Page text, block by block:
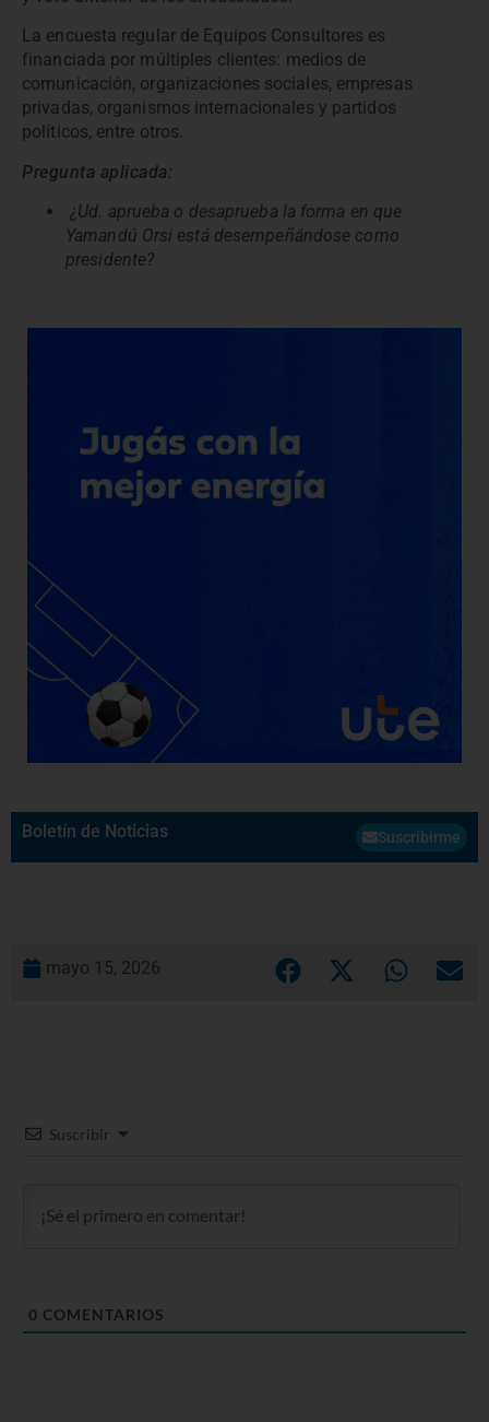
La encuesta regular de Equipos Consultores es
financiada por múltiples clientes: medios de
comunicación, organizaciones sociales, empresas
privadas, organismos internacionales y partidos
políticos, entre otros.
Pregunta aplicada:
¿Ud. aprueba o desaprueba la forma en que
Yamandú Orsi está desempeñándose como
presidente?
Boletín de Noticias Suscribirme
mayo 15, 2026
Suscribir
0 COMENTARIOS